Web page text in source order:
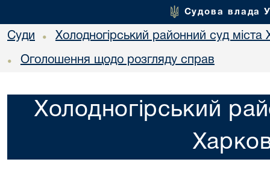
Судова влада
Суди • Холодногірський районний суд міста
• Оголошення щодо розгляду справ
Холодногірський